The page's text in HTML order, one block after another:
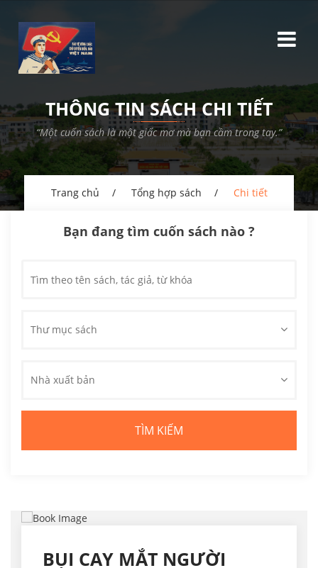
THÔNG TIN SÁCH CHI TIẾT
“Một cuốn sách là một giấc mơ mà bạn cầm trong tay.”
Trang chủ Tổng hợp sách Chi tiết
Bạn đang tìm cuốn sách nào ?
Thư mục sách
Nhà xuất bản
BỤI CAY MẮT NGƯỜI